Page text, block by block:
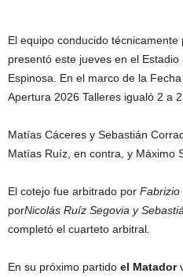
El equipo conducido técnicamente
presentó este jueves en el
Espinosa. En el marco de la
Apertura 2026 Talleres igualó 2 a
Matías Cáceres y Sebastián
Matías Ruíz, en contra, y Máximo
El cotejo fue arbitrado por Fabrizio
porNicolás Ruíz Segovia y
completó el cuarteto arbitral.
En su próximo partido el Matador